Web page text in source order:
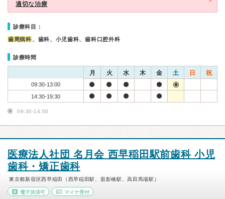
適切な治療
診療科目：
歯周病科 、歯科、小児歯科、歯科口腔外科
診療時間
月 火 水 木 金 土 日 祝
09:30-13:00
14:30-19:30
09:30-14:00
医療法人社団 名月会 西早稲田駅前歯科 小児
歯科・矯正歯科
東京都新宿区西早稲田（西早稲田駅、面影橋駅、高田馬場駅）
電子決済可 マイナ受付